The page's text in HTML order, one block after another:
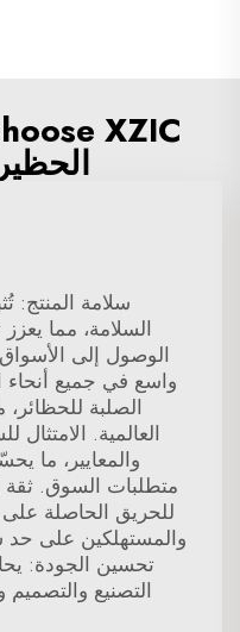
السلامة، مما
واسع في جميع أنحاء
الصلبة
العالمية. الامتثال
والمعايير، ما
متطلبات السوق. ثقة
والمستهلكين على حد
تحسين الجودة:
التصنيع